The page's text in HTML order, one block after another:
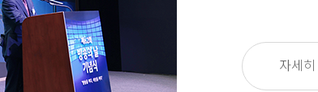
자세